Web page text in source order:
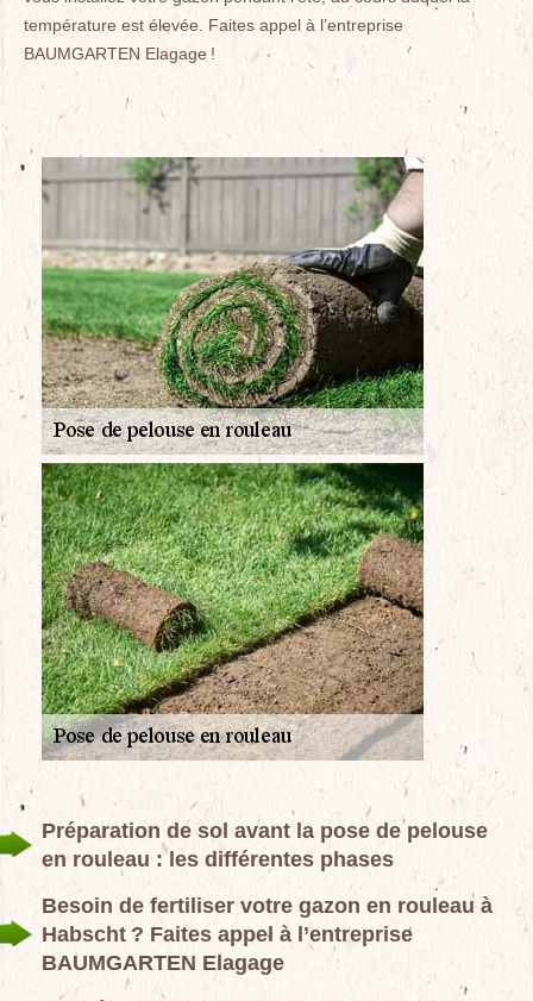
température est élevée. Faites appel à l’entreprise
BAUMGARTEN Elagage !
Préparation de sol avant la pose de pelouse
en rouleau : les différentes phases
Besoin de fertiliser votre gazon en rouleau à
Habscht ? Faites appel à l’entreprise
BAUMGARTEN Elagage